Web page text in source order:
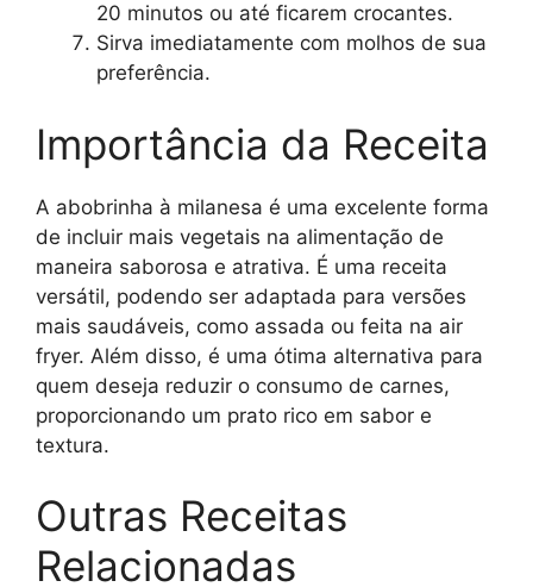
20 minutos ou até ficarem crocantes.
Sirva imediatamente com molhos de sua
preferência.
Importância da Receita
A abobrinha à milanesa é uma excelente forma
de incluir mais vegetais na alimentação de
maneira saborosa e atrativa. É uma receita
versátil, podendo ser adaptada para versões
mais saudáveis, como assada ou feita na air
fryer. Além disso, é uma ótima alternativa para
quem deseja reduzir o consumo de carnes,
proporcionando um prato rico em sabor e
textura.
Outras Receitas
Relacionadas